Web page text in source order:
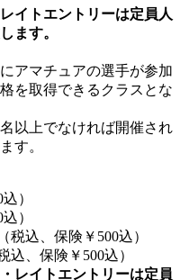
イトエントリーは定員人
ます。
アマチュアの選手が参加
を取得できるクラスとな
以上でなければ開催され
す。
）
）
込、保険￥500込）
、保険￥500込）
レイトエントリーは定員